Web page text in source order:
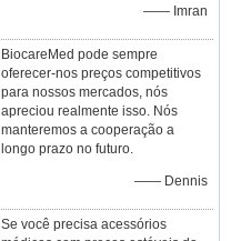
—— Imran
BiocareMed pode sempre
oferecer-nos preços competitivos
para nossos mercados, nós
apreciou realmente isso. Nós
manteremos a cooperação a
longo prazo no futuro.
—— Dennis
Se você precisa acessórios